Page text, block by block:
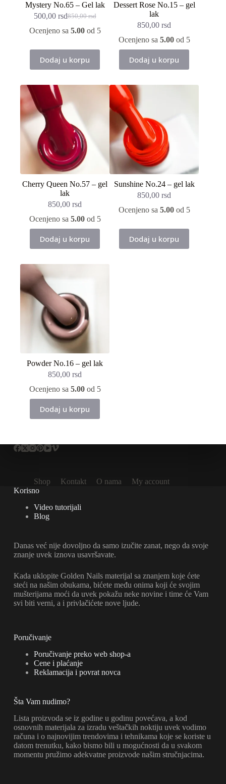
Mystery No.65 – Gel lak
850,00rsd
Originalna
cena
850,00 rsd.
500,00 rsdTrenutna
cena
Ocenjeno sa 5.00od 5
Dodaj u korpu
Dessert Rose No.15 – gel
lak
850,00rsd
Ocenjeno sa 5.00od 5
Dodaj u korpu
Cherry Queen No.57 – gel
lak
850,00rsd
Ocenjeno sa 5.00od 5
Dodaj u korpu
Sunshine No.24 – gel lak
850,00rsd
Ocenjeno sa 5.00od 5
Dodaj u korpu
Powder No.16 – gel lak
850,00rsd
Ocenjeno sa 5.00od 5
Dodaj u korpu
Shop Kontakt O nama
My account
Korisno
Video tutorijali
Blog
Danas već nije dovoljno da samo izučite zanat, nego da svoje
znanje uvek iznova usavršavate.
Kada uklopite Golden Nails materijal sa znanjem koje ćete
steći na našim obukama, bićete među onima koji će svojim
mušterijama moći da uvek pokažu neke novine i time će Vam
svi biti verni, a i privlačićete nove ljude.
Poručivanje
Poručivanje preko web shop-a
Cene i plaćanje
Reklamacija i povrat novca
Šta Vam nudimo?
Lista proizvoda se iz godine u godinu povećava, a kod
osnovnih materijala za izradu veštačkih noktiju uvek vodimo
računa i o najnovijim trendovima i tehnikama koje se koriste u
datom trenutku, kako bismo bili u mogućnosti da u svakom
momentu pružimo adekvatne proizvode našim stručnjacima.